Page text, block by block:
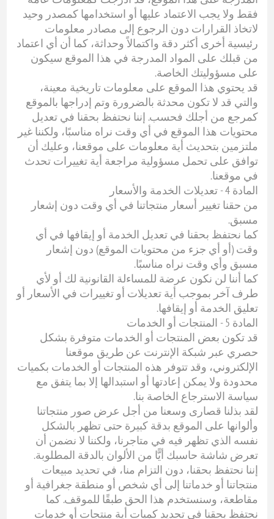
فقط ولا يجب الاعتماد عليها أو استخدامها كمصدر وحيد
لاتخاذ القرارات دون الرجوع إلى مصادر معلومات
رئيسية أخرى أكثر دقة واكتمالاً وحداثة، كما أن أي اعتماد
من قبلك على المواد المدرجة في هذا الموقع سيكون
على مسؤوليتك الخاصة.
قد يحتوي هذا الموقع على معلومات تاريخية معينة،
والتي قد لا تكون محدثة بالضرورة وتم إدراجها بالموقع
كمرجع من أجلك فحسب. إننا نحتفظ بحقنا في تعديل
محتويات هذا الموقع في أي وقت نراه مناسبًا، ولكننا غير
ملتزمين بتحديث أية معلومات على موقعنا، وعليك أن
توافق على تحمل مسؤولية مراجعة أية تغييرات تحدث
في موقعنا.
المادة 4 - تعديلات الخدمة والأسعار
من حقنا تغيير أسعار منتجاتنا في أي وقت دون إشعار
مسبق.
كما نحتفظ بحقنا في تعديل الخدمة أو إيقافها في أي
وقت (أو أي جزء من محتويات الموقع) دون إشعار
مسبق وأي وقت نراه مناسبًا.
كما أننا لن نكون عرضة للمساءلة القانونية لك أو لأي
طرف آخر بموجب أية تعديلات أو تغييرات في الأسعار أو
تعليق الخدمة أو إيقافها.
المادة 5 - المنتجات أو الخدمات
قد تكون بعض المنتجات أو الخدمات متوفرة بشكل
حصري عبر شبكة الإنترنت عن طريق موقعنا
الإلكتروني، وقد تتوفر هذه المنتجات أو الخدمات بكميات
محدودة ولا يمكن إعادتها أو استبدالها إلا بما يتفق مع
سياسة الاسترجاع الخاصة بنا.
لقد بذلنا قصارى وسعنا من أجل عرض صور منتجاتنا
وألوانها على الموقع بدقة كبيرة حتى تظهر بالشكل
نفسه الذي تظهر فيه في متاجرنا، ولكننا لا نضمن أن
تعرض شاشة حاسبك أيًّا من الألوان بالدقة المطلوبة.
إننا نحتفظ بحقنا، دون التزام منا، في تحديد مبيعات
منتجاتنا أو خدماتنا إلى أي شخص أو منطقة جغرافية أو
مقاطعة، وسنستخدم هذا الحق طبقًا للموقف. كما
نحتفظ بحقنا في تحديد كميات أية منتجات أو خدمات